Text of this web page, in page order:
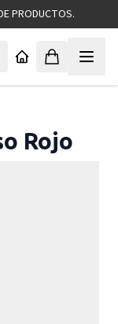
PRODUCTOS.
Rojo